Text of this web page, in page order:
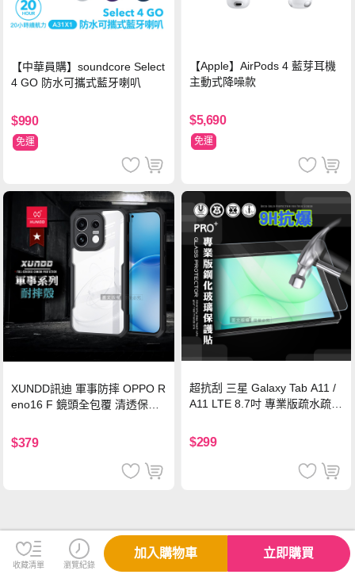
【中華員購】soundcore Select
4 GO 防水可攜式藍牙喇叭
$990
免運
【Apple】AirPods 4 藍芽耳機
主動式降噪款
$5,690
免運
XUNDD訊迪 軍事防摔 OPPO R
eno16 F 鏡頭全包覆 清透保護
$379
超抗刮 三星 Galaxy Tab A11 /
A11 LTE 8.7吋 專業版疏水疏油
$299
收藏清單 瀏覽紀錄
加入購物車 立即購買